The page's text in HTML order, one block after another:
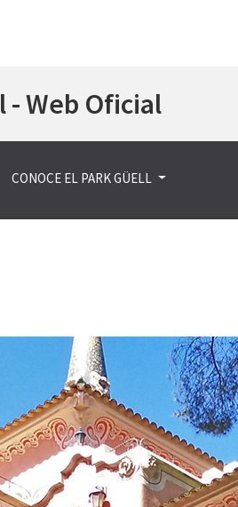
al
principal
- Web Oficial
CONOCE EL PARK GÜELL